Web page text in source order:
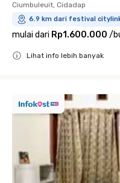
Ciumbuleuit, Cidadap
6.9 km dari festival
mulai dari Rp1.600.000 /
Lihat info lebih banyak